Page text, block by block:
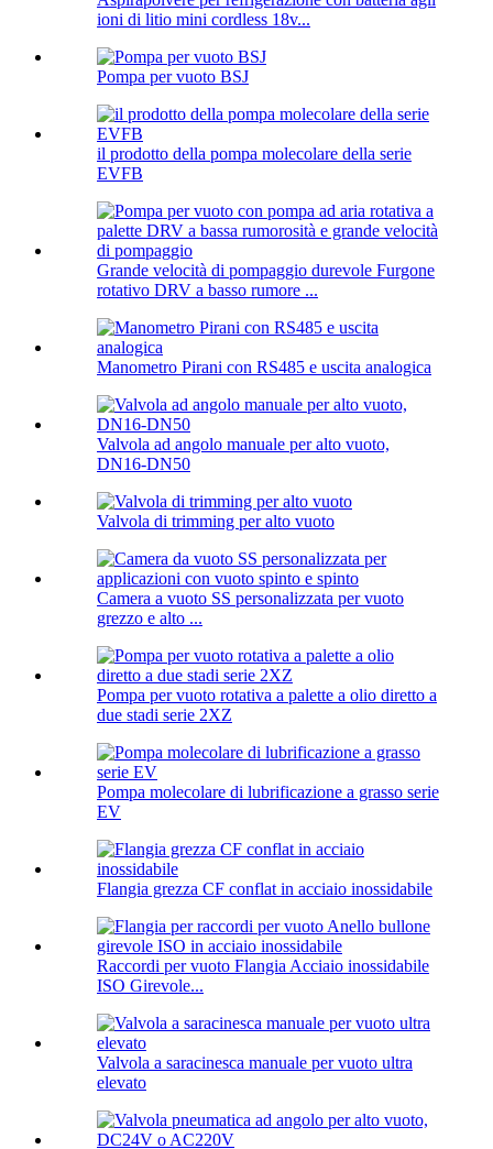
ioni di litio mini cordless 18v...
Pompa per vuoto BSJ
il prodotto della pompa molecolare della serie
EVFB
Grande velocità di pompaggio durevole Furgone
rotativo DRV a basso rumore ...
Manometro Pirani con RS485 e uscita analogica
Valvola ad angolo manuale per alto vuoto,
DN16-DN50
Valvola di trimming per alto vuoto
Camera a vuoto SS personalizzata per vuoto
grezzo e alto ...
Pompa per vuoto rotativa a palette a olio diretto a
due stadi serie 2XZ
Pompa molecolare di lubrificazione a grasso serie
EV
Flangia grezza CF conflat in acciaio inossidabile
Raccordi per vuoto Flangia Acciaio inossidabile
ISO Girevole...
Valvola a saracinesca manuale per vuoto ultra
elevato